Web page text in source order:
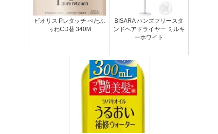
ビオリス Pレタッチ ぺたふ
ぅわCD替 340M
BISARA ハンズフリースタ
ンドヘアドライヤー ミルキ
ーホワイト